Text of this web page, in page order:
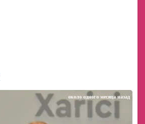
около одного месяца назад